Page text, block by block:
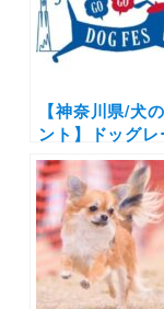
【神奈川県/犬
ント】ドッグレ
や愛犬同伴クル
ングも
「YOKOHAMA
GOGO DOG
2024 Autumn」
（臨港パーク）
11/2・3開催